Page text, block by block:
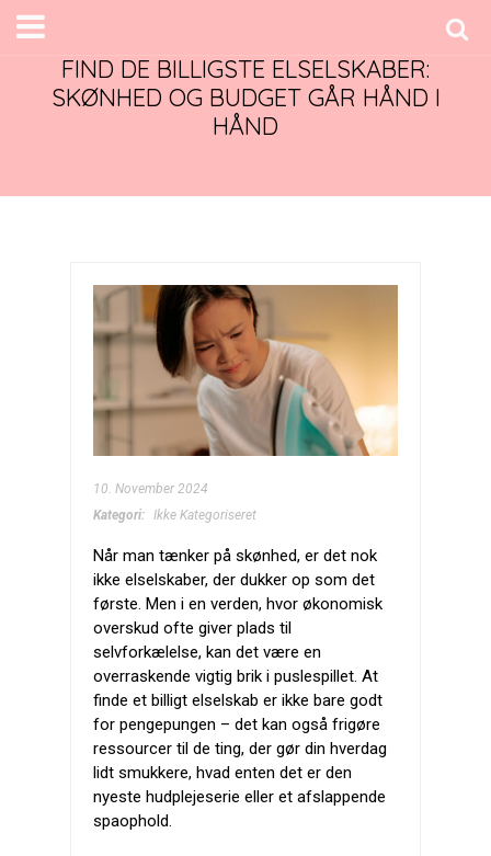
FIND DE BILLIGSTE ELSELSKABER:
SKØNHED OG BUDGET GÅR HÅND I
HÅND
10. November 2024
Kategori: Ikke Kategoriseret
Når man tænker på skønhed, er det nok
ikke elselskaber, der dukker op som det
første. Men i en verden, hvor økonomisk
overskud ofte giver plads til
selvforkælelse, kan det være en
overraskende vigtig brik i puslespillet. At
finde et billigt elselskab er ikke bare godt
for pengepungen – det kan også frigøre
ressourcer til de ting, der gør din hverdag
lidt smukkere, hvad enten det er den
nyeste hudplejeserie eller et afslappende
spaophold.